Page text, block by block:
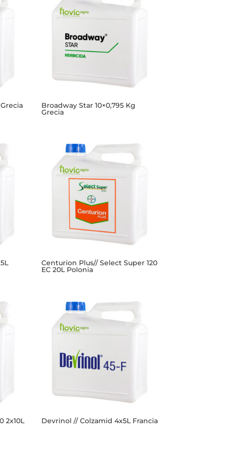
Broadway Star 10×0,795 Kg
Grecia
Centurion Plus// Select Super 120
EC 20L Polonia
2x10L Devrinol // Colzamid 4x5L Francia